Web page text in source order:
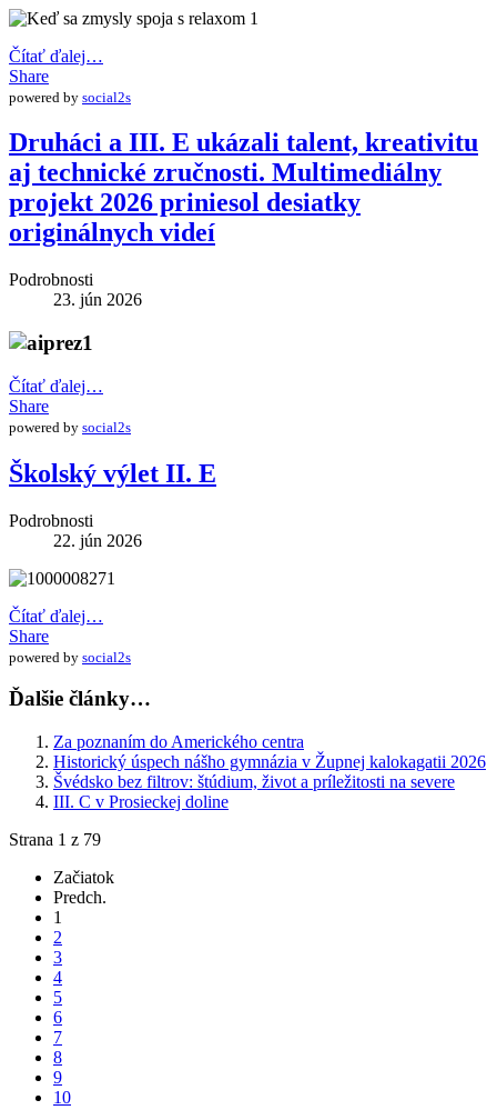
Čítať ďalej…
Share
powered by social2s
Druháci a III. E ukázali talent, kreativitu
aj technické zručnosti. Multimediálny
projekt 2026 priniesol desiatky
originálnych videí
Podrobnosti
23. jún 2026
Čítať ďalej…
Share
powered by social2s
Školský výlet II. E
Podrobnosti
22. jún 2026
Čítať ďalej…
Share
powered by social2s
Ďalšie články…
Za poznaním do Amerického centra
Historický úspech nášho gymnázia v Župnej kalokagatii 2026
Švédsko bez filtrov: štúdium, život a príležitosti na severe
III. C v Prosieckej doline
Strana 1 z 79
Začiatok
Predch.
1
2
3
4
5
6
7
8
9
10